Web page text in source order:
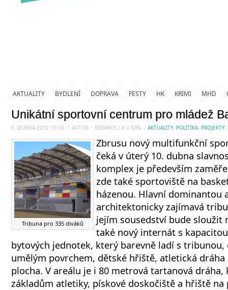
AKTUALITY BYDLENÍ DOPRAVA FESTY HK KRIMI MHD
Unikátní sportovní centrum pro mládež
6. DUBNA 2012 15:00 / AUTOR ~ REDAKCE / # 2 MIN. / AKTUALITY, POLITIKA, PROJEKTY,
Tribuna pro 335 diváků
Zbrusu nový multifunkční
čeká v úterý 10. dubna
komplex je především
zde také sportoviště na
házenou. Hlavní dominantou
architektonicky zajímavá
jejím sousedství bude sloužit
také nový internát s
bytových jednotek, který barevně ladí s
umělým povrchem, dětské hřiště, atletická
plocha. V areálu je i 80 metrová tartanová dráha,
základům atletiky, pískové doskočiště a hřiště na